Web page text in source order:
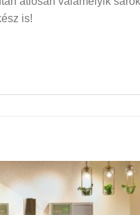
is!